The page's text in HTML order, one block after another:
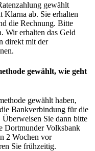
gewählt
Klarna ab. Sie erhalten
die Rechnung. Bitte
Wir erhalten das Geld
direkt mit der
gewählt, wie geht
gewählt haben,
Bankverbindung für die
Sie dann bitte
Dortmunder Volksbank
2 Wochen vor
Sie frühzeitig.